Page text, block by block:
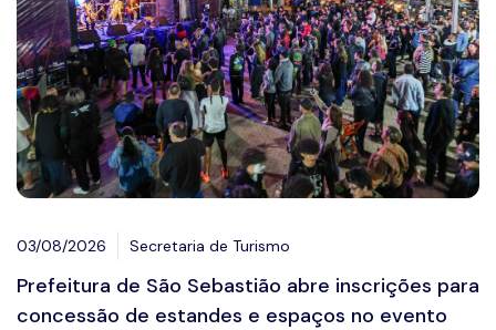
03/08/2026 Secretaria de Turismo
Prefeitura de São Sebastião abre inscrições para
concessão de estandes e espaços no evento